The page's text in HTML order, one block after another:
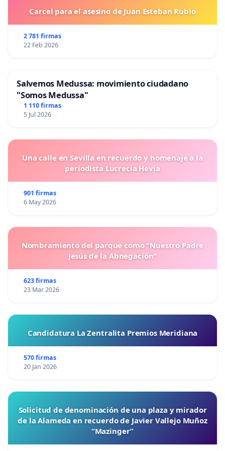
Carcel para el asesino de Juan Esteban Rubio
2 781 firmas
22 Feb 2026
Salvemos Medussa: movimiento ciudadano
"Somos Medussa"
1 110 firmas
5 Jul 2026
Una calle en Sevilla en recuerdo y homenaje a la
periodista Lucrecia Hevia
901 firmas
6 May 2026
Nombramiento del parque como "Nuestro Padre
Jesús de la Abnegación"
623 firmas
23 Mar 2026
Candidatura La Zentralita Premios Meridiana
570 firmas
20 Jan 2026
Solicitud de denominación de una plaza y mirador
de la Alameda en recuerdo de Javier Vallejo Muñoz
“Mazinger”